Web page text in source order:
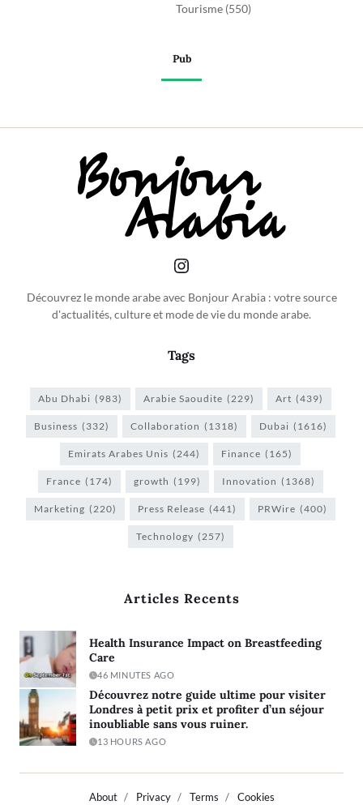
Tourisme (550)
Pub
Découvrez le monde arabe avec Bonjour Arabia : votre source
d'actualités, culture et mode de vie du monde arabe.
Tags
Abu Dhabi (983) Arabie Saoudite (229) Art (439)
Business (332) Collaboration (1318) Dubai (1616)
Emirats Arabes Unis (244) Finance (165)
France (174) growth (199) Innovation (1368)
Marketing (220) Press Release (441) PRWire (400)
Technology (257)
Articles Recents
Health Insurance Impact on Breastfeeding
Care
46 MINUTES AGO
Découvrez notre guide ultime pour visiter
Londres à petit prix et profiter d’un séjour
inoubliable sans vous ruiner.
13 HOURS AGO
About Privacy Terms Cookies